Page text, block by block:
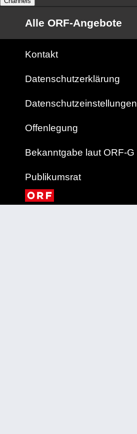
Alle ORF-Angebote
Kontakt
Datenschutzerklärung
Datenschutzeinstellungen
Offenlegung
Bekanntgabe laut ORF-G
Publikumsrat